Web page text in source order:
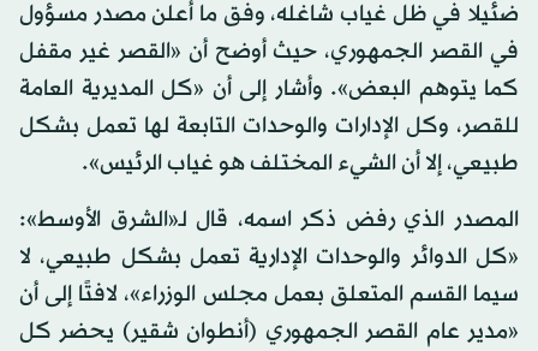
ضئيلا في ظل غياب شاغله، وفق ما أعلن مصدر مسؤول
في القصر الجمهوري، حيث أوضح أن «القصر غير مقفل
كما يتوهم البعض». وأشار إلى أن «كل المديرية العامة
للقصر، وكل الإدارات والوحدات التابعة لها تعمل بشكل
طبيعي، إلا أن الشيء المختلف هو غياب الرئيس».
المصدر الذي رفض ذكر اسمه، قال لـ«الشرق الأوسط»:
«كل الدوائر والوحدات الإدارية تعمل بشكل طبيعي، لا
سيما القسم المتعلق بعمل مجلس الوزراء»، لافتًا إلى أن
«مدير عام القصر الجمهوري (أنطوان شقير) يحضر كل